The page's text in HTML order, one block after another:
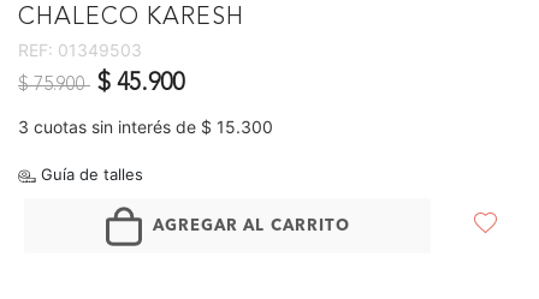
CHALECO KARESH
REF: 01349503
Precio reducido de
$ 75.900 a$ 45.900
3 cuotas sin interés de $ 15.300
Guía de talles
AGREGAR AL CARRITO